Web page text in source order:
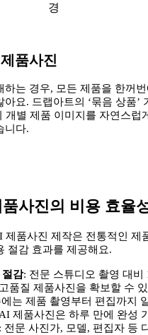
경
품사진
하는 경우, 모든 제품을 한꺼
요. 드랩아트의 ‘묶음 상품’
개별 제품 이미지를 자연스럽
니다.
사진의 비용 효율
제품사진 제작은 전통적인 제
절감 효과를 제공해요.
감: 전문 스튜디오 촬영 대비
품질 제품사진을 확보할 수
는 제품 촬영부터 편집까지
제품사진은 하루 만에 완성
: 전문 사진가, 모델, 편집자 등